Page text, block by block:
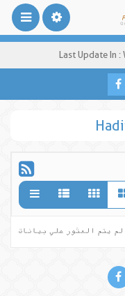
Last Update In
لم يتم العثور علي بيانات